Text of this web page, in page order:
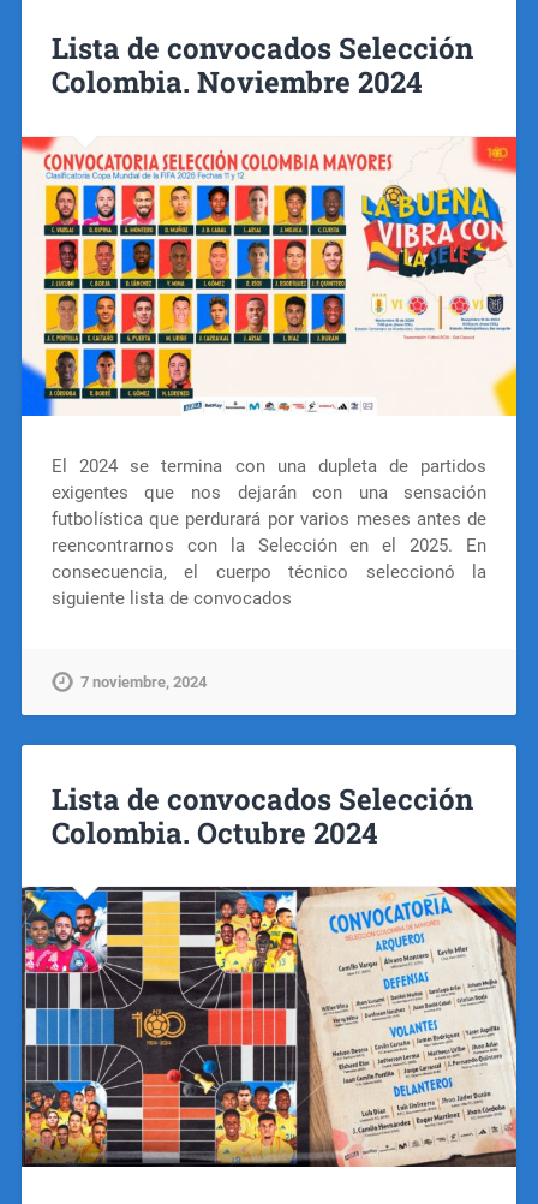
Lista de convocados Selección
Colombia. Noviembre 2024
El 2024 se termina con una dupleta de partidos
exigentes que nos dejarán con una sensación
futbolística que perdurará por varios meses antes de
reencontrarnos con la Selección en el 2025. En
consecuencia, el cuerpo técnico seleccionó la
siguiente lista de convocados
7 noviembre, 2024
Lista de convocados Selección
Colombia. Octubre 2024